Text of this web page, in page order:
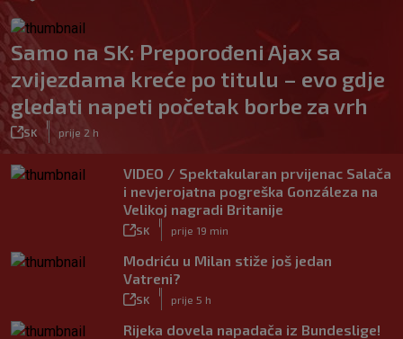
Samo na SK: Preporođeni Ajax sa
zvijezdama kreće po titulu – evo gdje
gledati napeti početak borbe za vrh
SK prije 2 h
VIDEO / Spektakularan prvijenac Salača
i nevjerojatna pogreška Gonzáleza na
Velikoj nagradi Britanije
SK prije 19 min
Modriću u Milan stiže još jedan
Vatreni?
SK prije 5 h
Rijeka dovela napadača iz Bundeslige!